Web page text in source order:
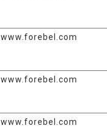
www.forebel.com
www.forebel.com
www.forebel.com